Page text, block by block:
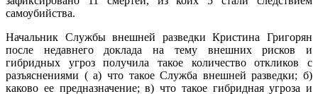
самоубийства.
Начальник Службы внешней разведки Кристина Григорян
после недавнего доклада на тему внешних рисков и
гибридных угроз получила такое количество откликов с
разъяснениями ( а) что такое Служба внешней разведки; б)
каково ее предназначение; в) что такое гибридная угроза и